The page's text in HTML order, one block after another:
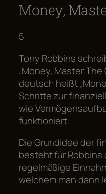
Money,
5
Tony Robbins
„Money, Master The
deutsch heißt
Schritte zur
wie
funktioniert.
Die Grundidee der
besteht für Robbins
regelmäßige
welchem man dann